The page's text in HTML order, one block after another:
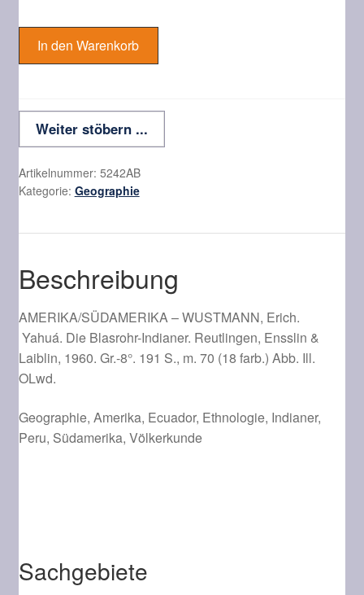
Erich.
Yahuá.
Indianer.
Menge
In den Warenkorb
Weiter stöbern ...
Artikelnummer: 5242AB
Kategorie: Geographie
Beschreibung
AMERIKA/SÜDAMERIKA –WUSTMANN, Erich.
Yahuá. Die Blasrohr-Indianer. Reutlingen, Ensslin &
Laiblin, 1960. Gr.-8°. 191 S., m. 70 (18 farb.) Abb. Ill.
OLwd.
Geographie, Amerika, Ecuador, Ethnologie, Indianer,
Peru, Südamerika, Völkerkunde
Sachgebiete